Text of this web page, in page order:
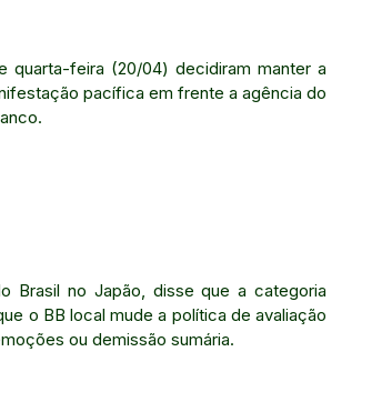
quarta-feira (20/04) decidiram manter a
pacífica em frente a agência do
Brasil no Japão, disse que a categoria
o BB local mude a política de avaliação
ou demissão sumária.